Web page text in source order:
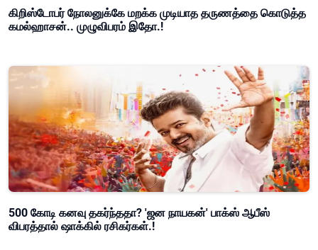
கிறிஸ்டோபர் நோலனுக்கே மறக்க முடியாத தருணத்தை கொடுத்த
கமல்ஹாசன்.. முழுவிபரம் இதோ.!
500 கோடி கனவு தகர்ந்ததா? 'ஜன நாயகன்' பாக்ஸ் ஆபீஸ்
விபரத்தால் ஷாக்கில் ரசிகர்கள்.!